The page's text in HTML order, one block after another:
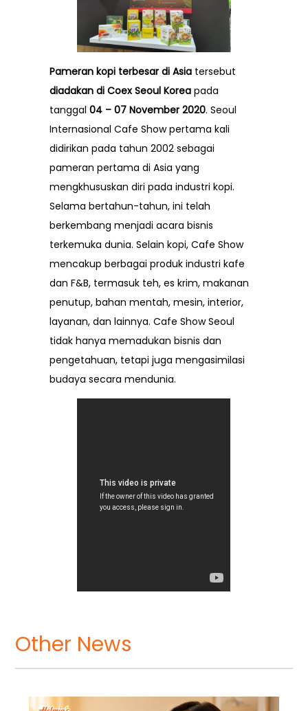
Pameran kopi terbesar di Asia tersebut
diadakan di Coex Seoul Korea pada
tanggal04 – 07 November 2020.Seoul
Internasional Cafe Showpertama kali
didirikan pada tahun 2002 sebagai
pameran pertama di Asia yang
mengkhususkan diri pada industri kopi.
Selama bertahun-tahun, ini telah
berkembang menjadi acara bisnis
terkemuka dunia. Selain kopi, Cafe Show
mencakup berbagai produk industri kafe
dan F&B, termasuk teh, es krim, makanan
penutup, bahan mentah, mesin, interior,
layanan, dan lainnya.Cafe Show Seoul
tidak hanya memadukan bisnis dan
pengetahuan, tetapi juga mengasimilasi
budaya secara mendunia.
Other News